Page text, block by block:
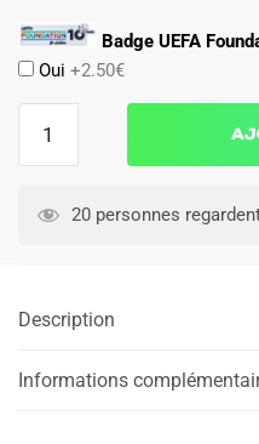
Badge UEFA
Oui +2.50€
Barca
20 personnes
Description
Informations